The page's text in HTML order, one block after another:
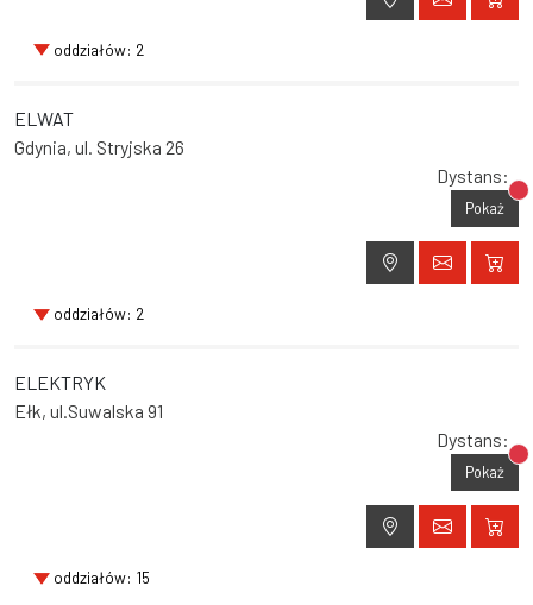
oddziałów: 2
ELWAT
Gdynia, ul. Stryjska 26
Dystans:
Pokaż
oddziałów: 2
ELEKTRYK
Ełk, ul.Suwalska 91
Dystans:
Pokaż
oddziałów: 15